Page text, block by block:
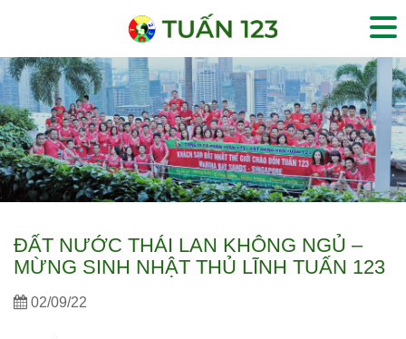
ĐẤT NƯỚC THÁI LAN KHÔNG NGỦ –
MỪNG SINH NHẬT THỦ LĨNH TUẤN 123
02/09/22